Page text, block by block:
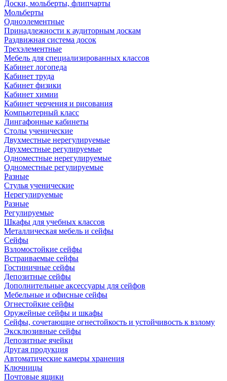
Доски, мольберты, флипчарты
Мольберты
Одноэлементные
Принадлежности к аудиторным доскам
Раздвижная система досок
Трехэлементные
Мебель для специализированных классов
Кабинет логопеда
Кабинет труда
Кабинет физики
Кабинет химии
Кабинет черчения и рисования
Компьютерный класс
Лингафонные кабинеты
Столы ученические
Двухместные нерегулируемые
Двухместные регулируемые
Одноместные нерегулируемые
Одноместные регулируемые
Разные
Стулья ученические
Нерегулируемые
Разные
Регулируемые
Шкафы для учебных классов
Металлическая мебель и сейфы
Сейфы
Взломостойкие сейфы
Встраиваемые сейфы
Гостиничные сейфы
Депозитные сейфы
Дополнительные аксессуары для сейфов
Мебельные и офисные сейфы
Огнестойкие сейфы
Оружейные сейфы и шкафы
Сейфы, сочетающие огнестойкость и устойчивость к взлому
Эксклюзивные сейфы
Депозитные ячейки
Другая продукция
Автоматические камеры хранения
Ключницы
Почтовые ящики